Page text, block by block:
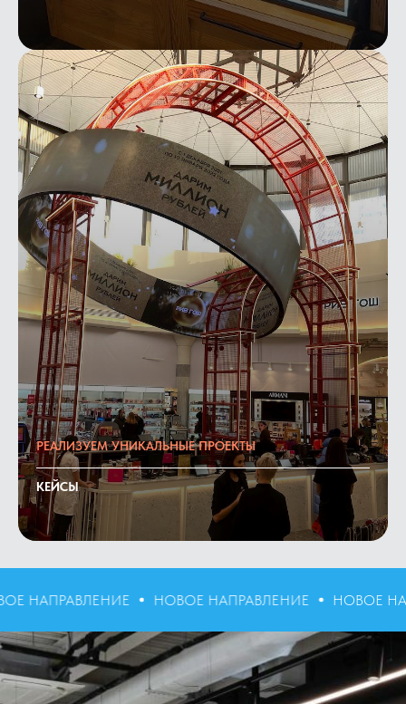
РЕАЛИЗУЕМ УНИКАЛЬНЫЕ ПРОЕКТЫ
КЕЙСЫ
НОВОЕ НАПРАВЛЕНИЕ НОВОЕ НАПРАВЛЕНИЕ